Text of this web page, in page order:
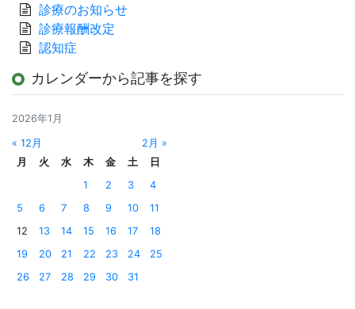
診療のお知らせ
診療報酬改定
認知症
カレンダーから記事を探す
2026年1月
« 12月
2月 »
月
火 水 木 金 土
日
1
2 3
4
5
6 7 8 9 10
11
12
13 14 15 16 17
18
19
20 21 22 23 24
25
26
27 28 29 30 31